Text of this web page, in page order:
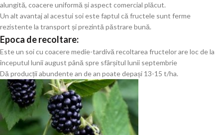
alungită, coacere uniformă și aspect comercial plăcut.
Un alt avantaj al acestui soi este faptul că fructele sunt ferme
rezistente la transport și prezintă păstrare bună.
Epoca de recoltare:
Este un soi cu coacere medie-tardivă recoltarea fructelor are loc de la
începutul lunii august până spre sfârșitul lunii septembrie
Dă producții abundente an de an poate depași 13-15 t/ha.